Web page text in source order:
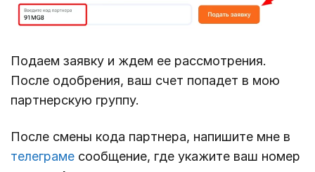
Подаем заявку и ждем ее рассмотрения.
После одобрения, ваш счет попадет в мою
партнерскую группу.
После смены кода партнера, напишите мне в
телеграме сообщение, где укажите ваш номер